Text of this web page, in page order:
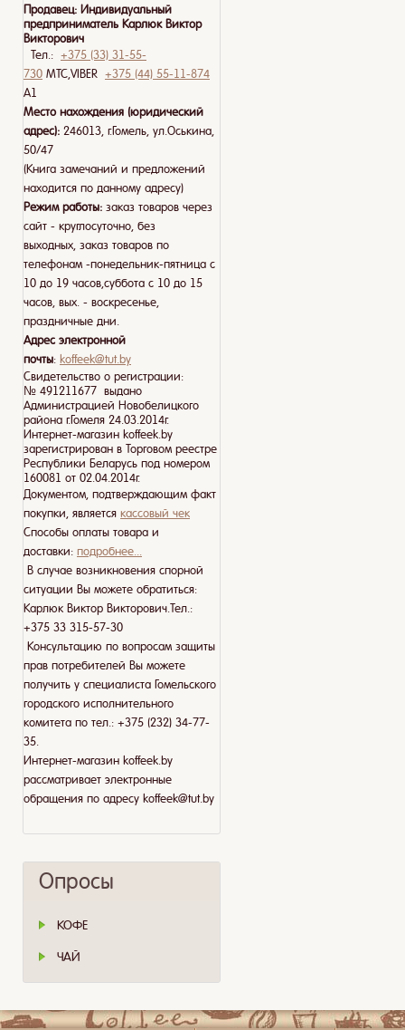
Продавец: Индивидуальный
предприниматель Карлюк Виктор
Викторович
Тел.: +375 (33) 31-55-
730 МТС,VIBER +375 (44) 55-11-874
A1
Место нахождения (юридический
адрес): 246013, г.Гомель, ул.Оськина,
50/47
(Книга замечаний и предложений
находится по данному адресу)
Режим работы: заказ товаров через
сайт - круглосуточно, без
выходных, заказ товаров по
телефонам -понедельник-пятница с
10 до 19 часов,суббота с 10 до 15
часов, вых. - воскресенье,
праздничные дни.
Адрес электронной
почты: koffeek@tut.by
Свидетельство о регистрации:
№ 491211677 выдано
Администрацией Новобелицкого
района г.Гомеля 24.03.2014г.
Интернет-магазин koffeek.by
зарегистрирован в Торговом реестре
Республики Беларусь под номером
160081 от 02.04.2014г.
Документом, подтверждающим факт
покупки, является кассовый чек
Способы оплаты товара и
доставки: подробнее...
В случае возникновения спорной
ситуации Вы можете обратиться:
Карлюк Виктор Викторович.Тел.:
+375 33 315-57-30
Консультацию по вопросам защиты
прав потребителей Вы можете
получить у специалиста Гомельского
городского исполнительного
комитета по тел.: +375 (232) 34-77-
35.
Интернет-магазин koffeek.by
рассматривает электронные
обращения по адресу koffeek@tut.by
Опросы
КОФЕ
ЧАЙ